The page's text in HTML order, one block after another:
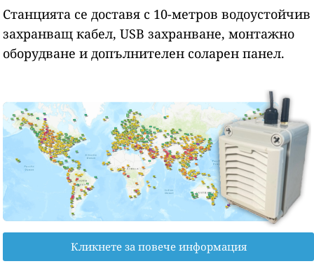
Станцията се доставя с 10-метров водоустойчив
захранващ кабел, USB захранване, монтажно
оборудване и допълнителен соларен панел.
Кликнете за повече информация